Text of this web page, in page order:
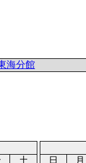
海分館
土
日
月